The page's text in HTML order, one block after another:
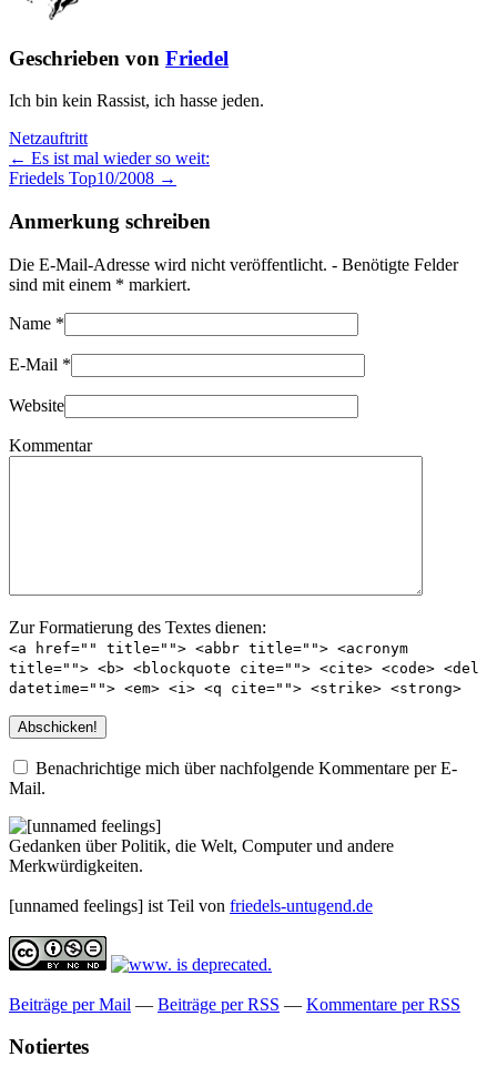
Geschrieben von Friedel
Ich bin kein Rassist, ich hasse jeden.
Netzauftritt
← Es ist mal wieder so weit:
Friedels Top10/2008 →
Anmerkung schreiben
Die E-Mail-Adresse wird nicht veröffentlicht. - Benötigte Felder
sind mit einem * markiert.
Name *
E-Mail *
Website
Kommentar
Zur Formatierung des Textes dienen:
<a href="" title=""> <abbr title=""> <acronym
title=""> <b> <blockquote cite=""> <cite> <code> <del
datetime=""> <em> <i> <q cite=""> <strike> <strong>
Benachrichtige mich über nachfolgende Kommentare per E-
Mail.
Gedanken über Politik, die Welt, Computer und andere
Merkwürdigkeiten.
[unnamed feelings] ist Teil von friedels-untugend.de
Beiträge per Mail — Beiträge per RSS — Kommentare per RSS
Notiertes